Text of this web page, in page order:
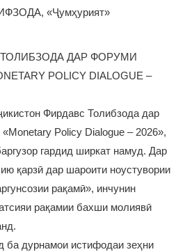
«Ҷумҳурият»
ДАР ФОРУМИ
POLICY DIALOGUE –
Фирдавс Толибзода дар
Policy Dialogue – 2026»,
гардид ширкат намуд. Дар
қарзӣ дар шароити ноустувории
рақамӣ», инчунин
рақамии бахши молиявӣ
ба дурнамои истифодаи зеҳни